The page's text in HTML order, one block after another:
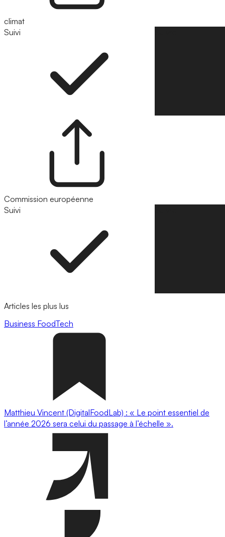
climat
Suivi
Commission européenne
Suivi
Articles les plus lus
Business FoodTech
Matthieu Vincent (DigitalFoodLab) : « Le point essentiel de
l’année 2026 sera celui du passage à l’échelle ».